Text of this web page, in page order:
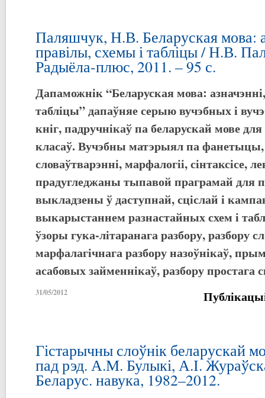
Паляшчук, Н.В. Беларуская мова:
правілы, схемы і табліцы / Н.В.
Радыёла-плюс, 2011. – 95 с.
Дапаможнік “Беларуская мова:
табліцы” дапаўняе серыю вучэбных і
кніг, падручнікаў па беларускай мове
класаў. Вучэбны матэрыял па фанетыцы,
словаўтварэнні, марфалогіі, сінтаксісе,
прадугледжаны тыпавой праграмай для
выкладзены ў даступнай, сціслай і
выкарыстаннем разнастайных схем і
ўзоры гука-літаранага разбору, разбору
марфалагічнага разбору назоўнікаў,
асабовых займеннікаў, разбору простага
31/05/2012
Гістарычны слоўнік беларускай
пад рэд. А.М. Булыкі, А.І.
Беларус. навука, 1982–2012.